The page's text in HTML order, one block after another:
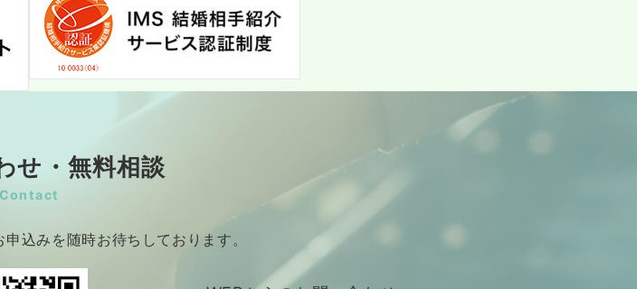
せ・無料相談
Contact
込みを随時お待ちしております。